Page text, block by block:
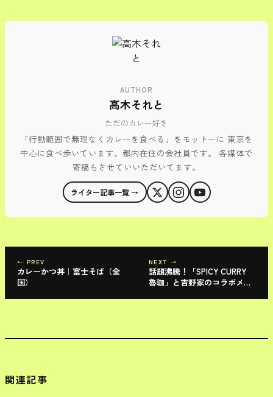
AUTHOR
高木それと
ただのカレー好き
「行動範囲で無理なくカレーを食べる」をモットーに 東京を
中心に食べ歩いています。都内在住の会社員です。 各媒体で
寄稿もさせていいただいてます。
ライター記事一覧 →
← PREV
カレーかつ丼｜富士そば（全
国）
NEXT →
話題沸騰！「SPICY CURRY
魯珈」と吉野家のコラボメニ
関連記事